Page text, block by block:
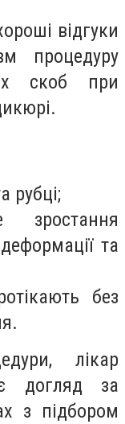
відгуки
процедуру
скоб при
рубці;
зростання
та
без
лікар
догляд за
з підбором